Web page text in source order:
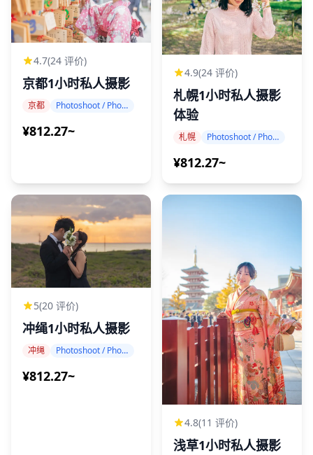
4.7(24 评价)
京都1小时私人摄影
京都 Photoshoot / Photo tour
¥812.27~
4.9(24 评价)
札幌1小时私人摄影
体验
札幌 Photoshoot / Photo tour
¥812.27~
5(20 评价)
冲绳1小时私人摄影
冲绳 Photoshoot / Photo tour
¥812.27~
4.8(11 评价)
浅草1小时私人摄影